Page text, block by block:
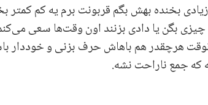
بخنده بهش بگم قربونت برم یه کم کمتر
بگن یا دادی بزنند اون وقت‌ها سعی
هرچقدر هم باهاش حرف بزنی و خوددار
که جمع ناراحت نشه.